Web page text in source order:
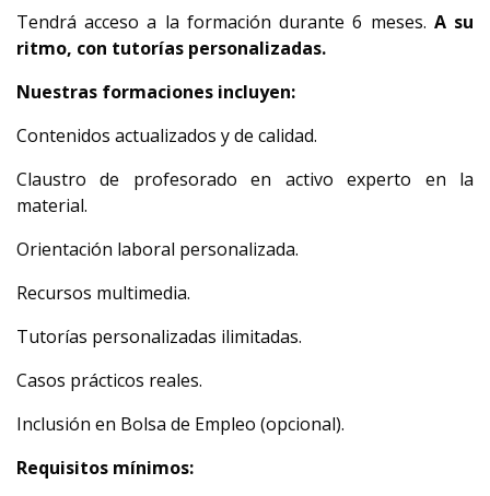
Tendrá acceso a la formación durante 6 meses. A su
ritmo, con tutorías personalizadas.
Nuestras formaciones incluyen:
Contenidos actualizados y de calidad.
Claustro de profesorado en activo experto en la
material.
Orientación laboral personalizada.
Recursos multimedia.
Tutorías personalizadas ilimitadas.
Casos prácticos reales.
Inclusión en Bolsa de Empleo (opcional).
Requisitos mínimos: